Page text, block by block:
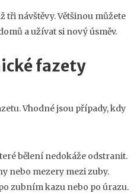
tři návštěvy. Většinou můžete
a užívat si nový úsměv.
fazety
Vhodné jsou případy, kdy
bělení nedokáže odstranit.
nebo mezery mezi zuby.
zubním kazu nebo po úrazu.